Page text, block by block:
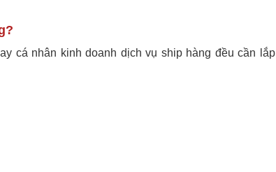
cá nhân kinh doanh dịch vụ ship hàng đều cần lắp